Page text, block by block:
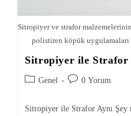
Sitropiyer ve strafor
polistiren köpük
Sitropiyer ile Strafor
Genel 0 Yorum
Sitropiyer ile Strafor Aynı Şey